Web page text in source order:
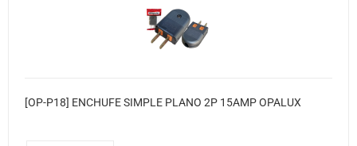
[OP-P18] ENCHUFE SIMPLE PLANO 2P 15AMP OPALUX